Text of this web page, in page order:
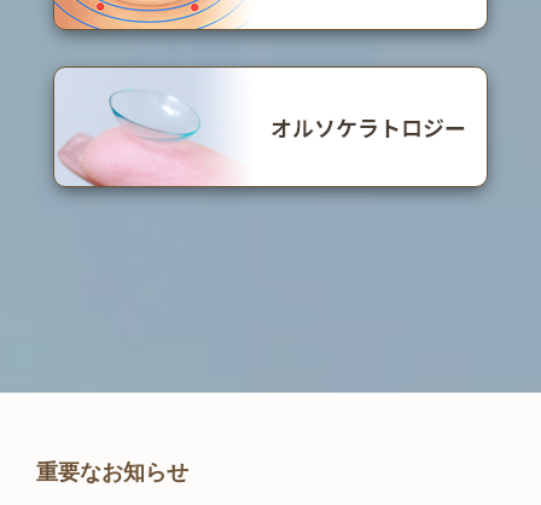
重要なお知らせ